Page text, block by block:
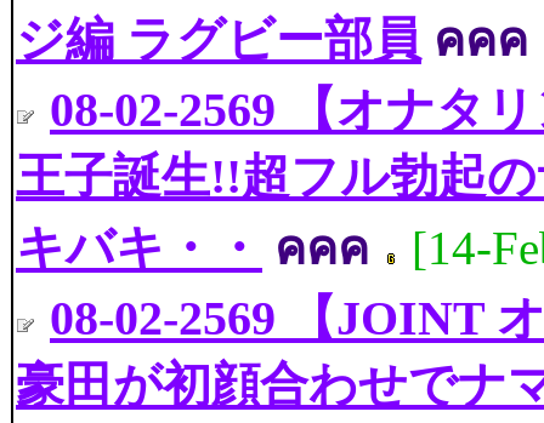
ジ編 ラグビー部員 คคค
08-02-2569 【オナタ
王子誕生!!超フル勃起
キバキ・・
คคค [14-
08-02-2569 【JOINT
豪田が初顔合わせでナ